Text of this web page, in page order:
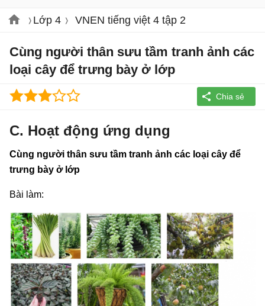
Lớp 4 VNEN tiếng việt 4 tập 2
Cùng người thân sưu tầm tranh ảnh các
loại cây để trưng bày ở lớp
C. Hoạt động ứng dụng
Cùng người thân sưu tầm tranh ảnh các loại cây để
trưng bày ở lớp
Bài làm: